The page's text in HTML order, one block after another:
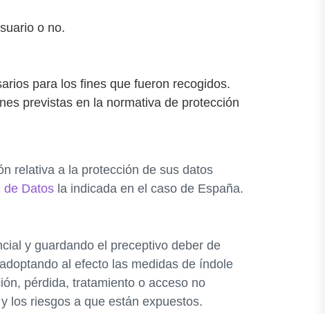
o no.
para los fines que fueron recogidos.
previstas en la normativa de protección
relativa a la protección de sus datos
de Datos la indicada en el caso de España.
y guardando el preceptivo deber de
al efecto las medidas de índole
pérdida, tratamiento o acceso no
los riesgos a que están expuestos.